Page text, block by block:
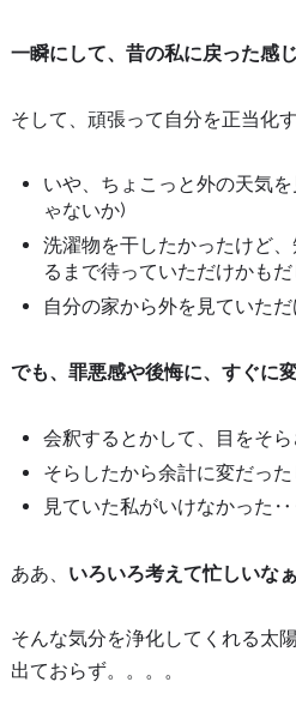
一瞬にして、昔の私に戻った感
そして、頑張って自分を正当化す
いや、ちょこっと外の天気
ゃないか)
洗濯物を干したかったけど
るまで待っていただけかもだ
自分の家から外を見ていた
でも、罪悪感や後悔に、すぐに
会釈するとかして、目をそ
そらしたから余計に変だっ
見ていた私がいけなかった
ああ、 いろいろ考えて忙しいな
そんな気分を浄化してくれる太
出ておらず。。。。